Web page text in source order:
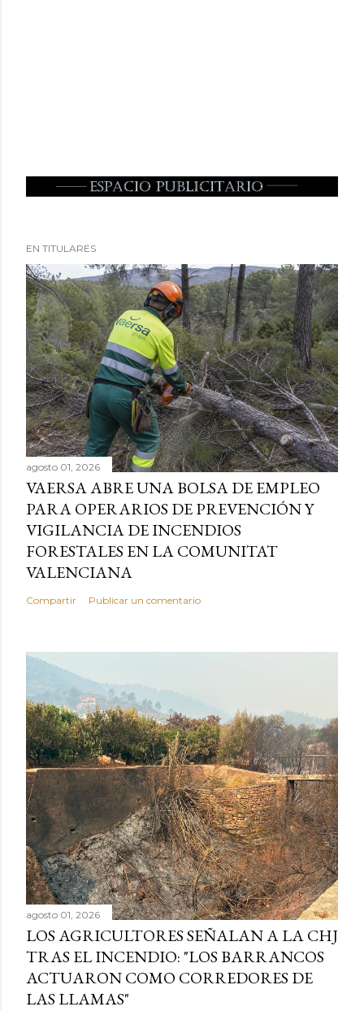
EN TITULARES
agosto 01, 2026
VAERSA ABRE UNA BOLSA DE EMPLEO
PARA OPERARIOS DE PREVENCIÓN Y
VIGILANCIA DE INCENDIOS
FORESTALES EN LA COMUNITAT
VALENCIANA
Compartir Publicar un comentario
agosto 01, 2026
LOS AGRICULTORES SEÑALAN A LA CHJ
TRAS EL INCENDIO: "LOS BARRANCOS
ACTUARON COMO CORREDORES DE
LAS LLAMAS"